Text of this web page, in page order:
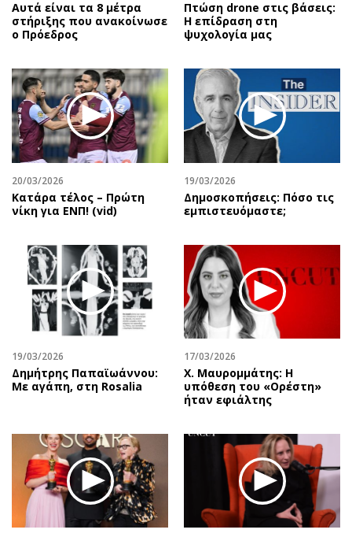
Αυτά είναι τα 8 μέτρα
στήριξης που ανακοίνωσε
ο Πρόεδρος
Πτώση drone στις βάσεις:
Η επίδραση στη
ψυχολογία μας
20/03/2026
Κατάρα τέλος – Πρώτη
νίκη για ΕΝΠ! (vid)
19/03/2026
Δημοσκοπήσεις: Πόσο τις
εμπιστευόμαστε;
19/03/2026
Δημήτρης Παπαϊωάννου:
Με αγάπη, στη Rosalia
17/03/2026
Χ. Μαυρομμάτης: Η
υπόθεση του «Ορέστη»
ήταν εφιάλτης